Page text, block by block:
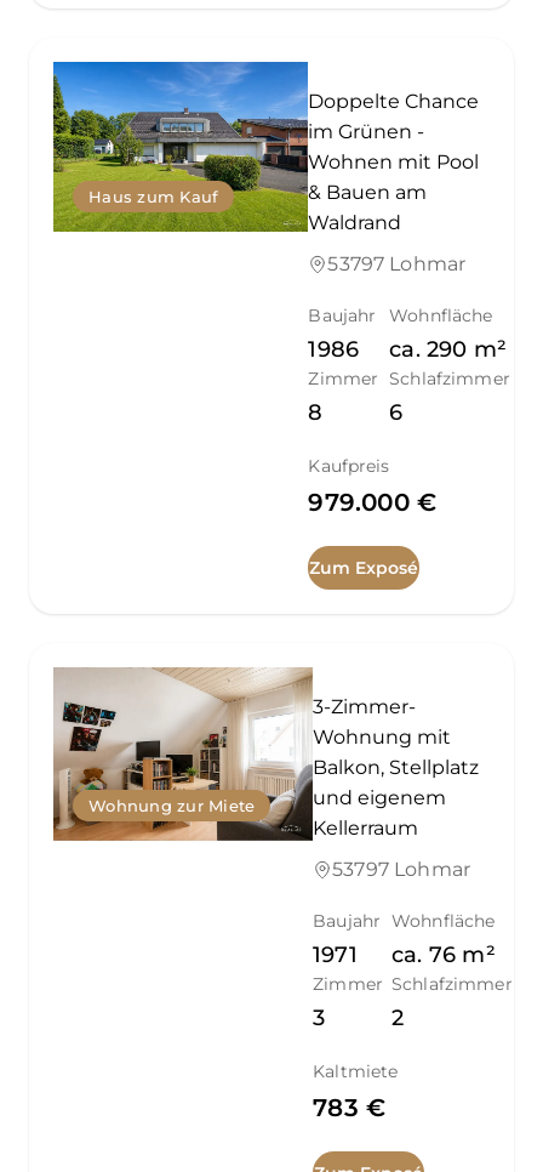
Haus zum Kauf
Doppelte Chance
im Grünen -
Wohnen mit Pool
& Bauen am
Waldrand
53797 Lohmar
Baujahr
1986
Wohnfläche
ca. 290 m²
Zimmer
8
Schlafzimmer
6
Kaufpreis
979.000 €
Zum Exposé
Wohnung zur Miete
3-Zimmer-
Wohnung mit
Balkon, Stellplatz
und eigenem
Kellerraum
53797 Lohmar
Baujahr
1971
Wohnfläche
ca. 76 m²
Zimmer
3
Schlafzimmer
2
Kaltmiete
783 €